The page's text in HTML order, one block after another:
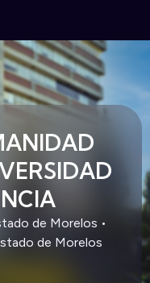
de Morelos •
de Morelos